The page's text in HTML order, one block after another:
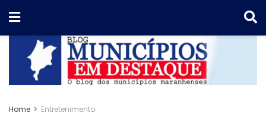
Home Entretenimento